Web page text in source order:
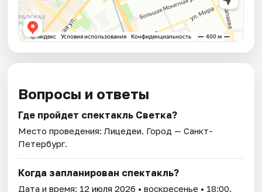
Вопросы и ответы
Где пройдет спектакль Светка?
Место проведения:Лицедеи. Город — Санкт-
Петербург.
Когда запланирован спектакль?
Дата и время: 12 июля 2026 • воскресенье • 18:00.